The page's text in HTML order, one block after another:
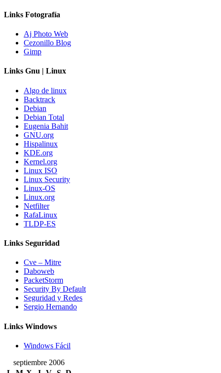
Links Fotografía
Aj Photo Web
Cezonillo Blog
Gimp
Links Gnu | Linux
Algo de linux
Backtrack
Debian
Debian Total
Eugenia Bahit
GNU.org
Hispalinux
KDE.org
Kernel.org
Linux ISO
Linux Security
Linux-OS
Linux.org
Netfilter
RafaLinux
TLDP-ES
Links Seguridad
Cve – Mitre
Daboweb
PacketStorm
Security By Default
Seguridad y Redes
Sergio Hernando
Links Windows
Windows Fácil
septiembre 2006